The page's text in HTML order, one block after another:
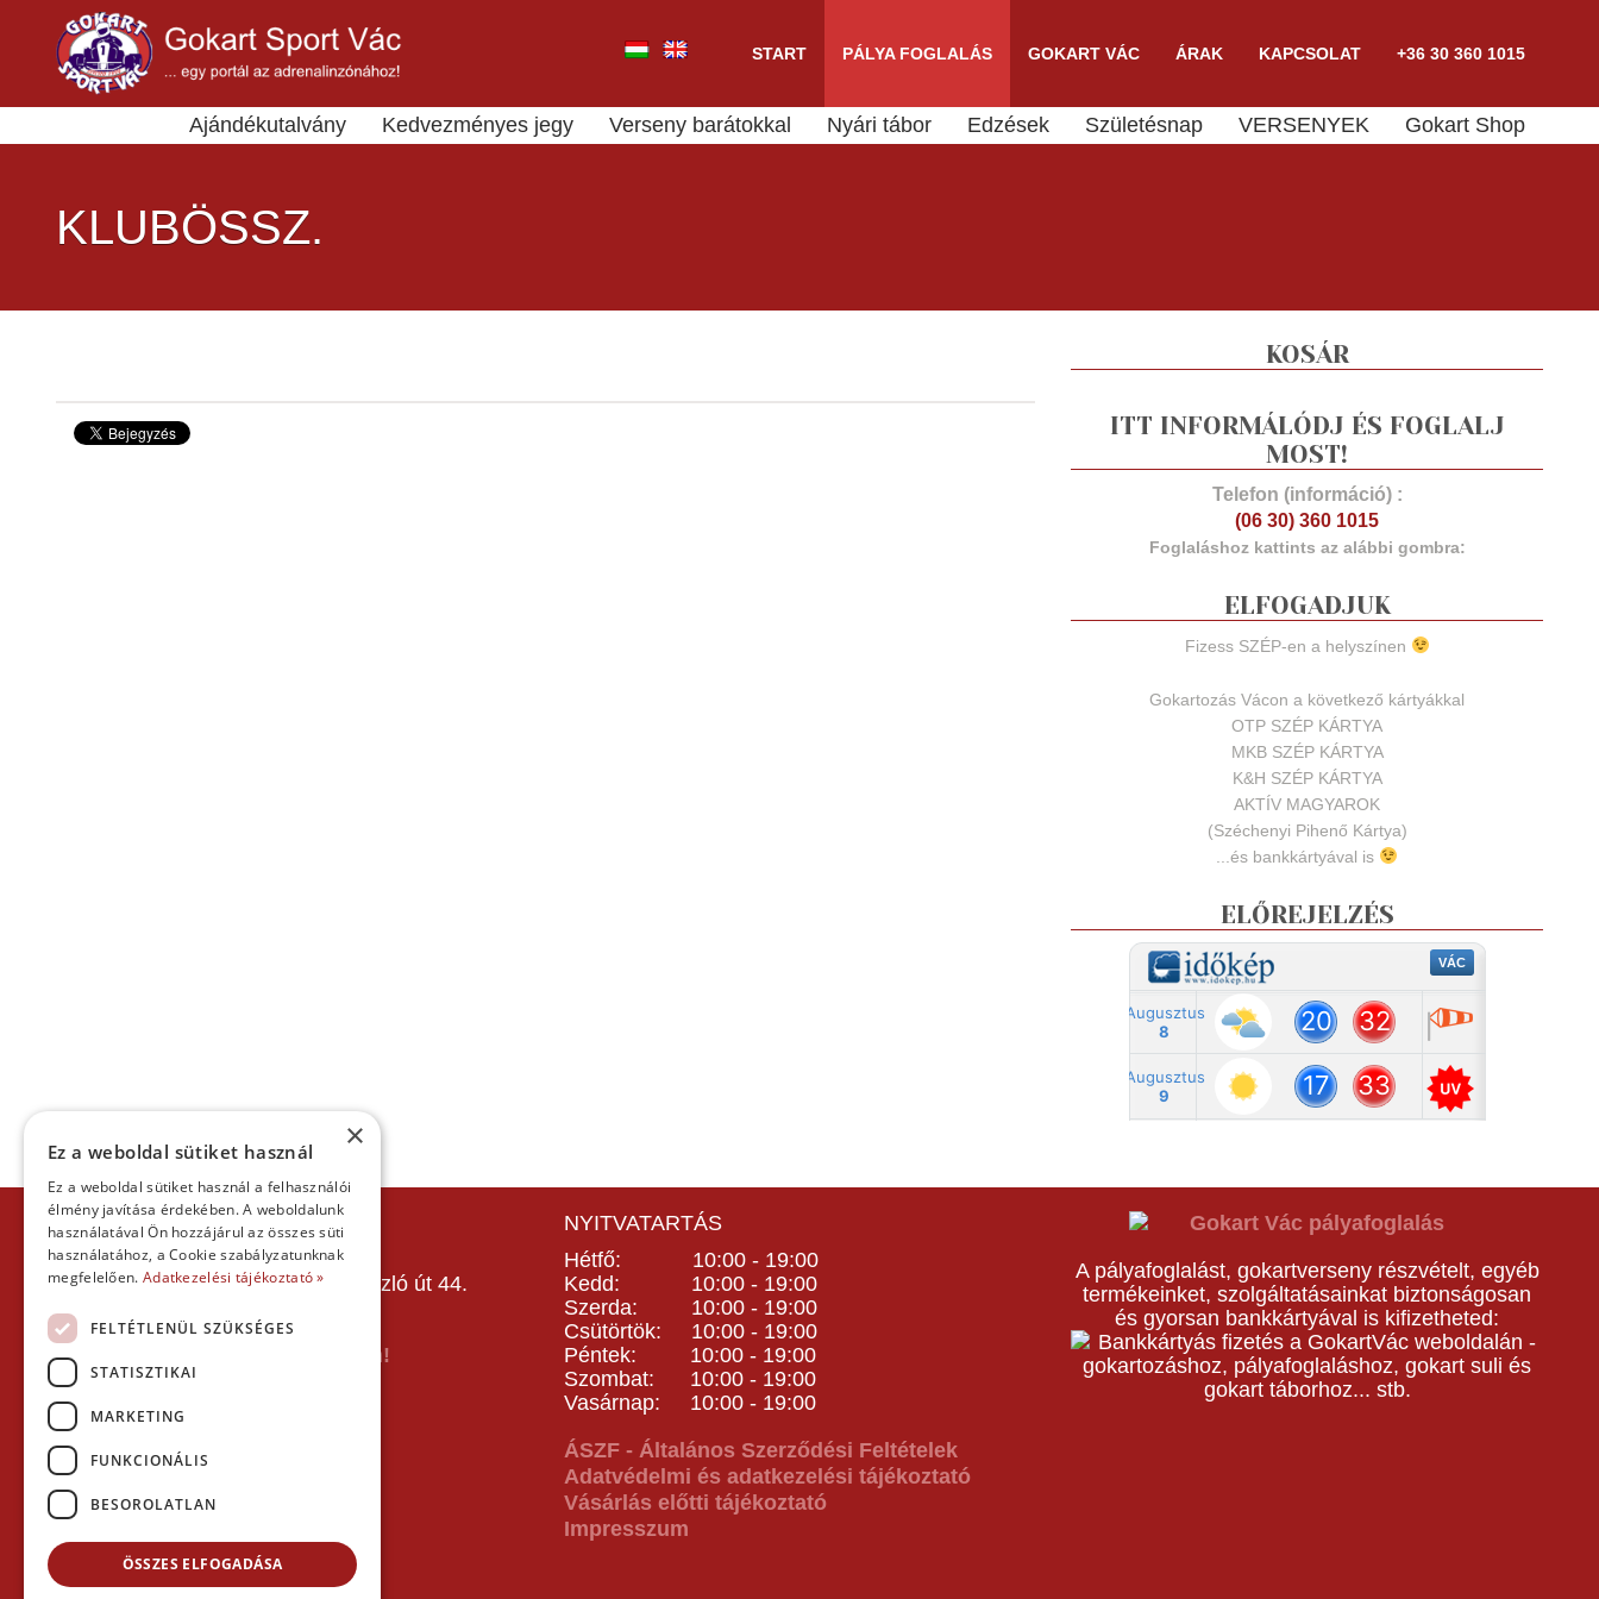
START PÁLYA FOGLALÁS GOKART VÁC ÁRAK KAPCSOLAT +36 30 360 1015
Ajándékutalvány Kedvezményes jegy Verseny barátokkal Nyári tábor Edzések Születésnap VERSENYEK Gokart Shop
KLUBÖSSZ.
KOSÁR
ITT INFORMÁLÓDJ ÉS FOGLALJ
MOST!
Telefon (információ) :
(06 30) 360 1015
Foglaláshoz kattints az alábbi gombra:
ELFOGADJUK
Fizess SZÉP-en a helyszínen
Gokartozás Vácon a következő kártyákkal
OTP SZÉP KÁRTYA
MKB SZÉP KÁRTYA
K&H SZÉP KÁRTYA
AKTÍV MAGYAROK
(Széchenyi Pihenő Kártya)
...és bankkártyával is
ELŐREJELZÉS
KAPCSOLAT
Gokart Sport Vác
Gokartpálya: 2600 Vác, Szent László út 44.
Telefon:
E-mail: info(kukac)gokartvac.hu
Írj nekem itt a kapcsolat űrlapon!
Térkép:
NYITVATARTÁS
Hétfő: 10:00 - 19:00
Kedd: 10:00 - 19:00
Szerda: 10:00 - 19:00
Csütörtök: 10:00 - 19:00
Péntek: 10:00 - 19:00
Szombat: 10:00 - 19:00
Vasárnap: 10:00 - 19:00
ÁSZF - Általános Szerződési Feltételek
Adatvédelmi és adatkezelési tájékoztató
Vásárlás előtti tájékoztató
Impresszum
A pályafoglalást, gokartverseny részvételt, egyéb
termékeinket, szolgáltatásainkat biztonságosan
és gyorsan bankkártyával is kifizetheted:
×
Ez a weboldal sütiket használ
Ez a weboldal sütiket használ a felhasználói
élmény javítása érdekében. A weboldalunk
használatával Ön hozzájárul az összes süti
használatához, a Cookie szabályzatunknak
megfelelően. Adatkezelési tájékoztató »
FELTÉTLENÜL SZÜKSÉGES
STATISZTIKAI
MARKETING
FUNKCIONÁLIS
BESOROLATLAN
ÖSSZES ELFOGADÁSA